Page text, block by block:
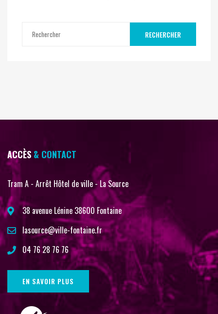
RECHERCHER
ACCÈS & CONTACT
Tram A - Arrêt Hôtel de ville - La Source
38 avenue Lénine 38600 Fontaine
lasource@ville-fontaine.fr
04 76 28 76 76
EN SAVOIR PLUS